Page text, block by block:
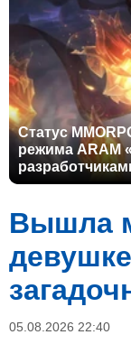
Статус
режима ARAM
Вышла
05.08.2026 22:40